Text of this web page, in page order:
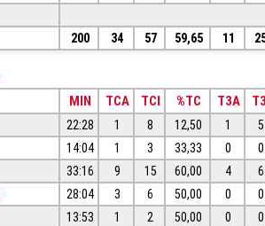
200 34 57 59,65 11
MIN TCA TCI %TC T3A
22:28 1 8 12,50 1
5
14:04 1 3 33,33 0
0
33:16 9 15 60,00 4
6
28:04 3 6 50,00 0
0
13:53 1 2 50,00 0
0